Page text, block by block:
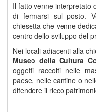
Il fatto venne interpretato
di fermarsi sul posto.
chiesetta che venne
centro dello sviluppo del
Nei locali adiacenti alla
Museo della Cultura
oggetti raccolti nelle
paese, nelle cantine o
difendere il ricco